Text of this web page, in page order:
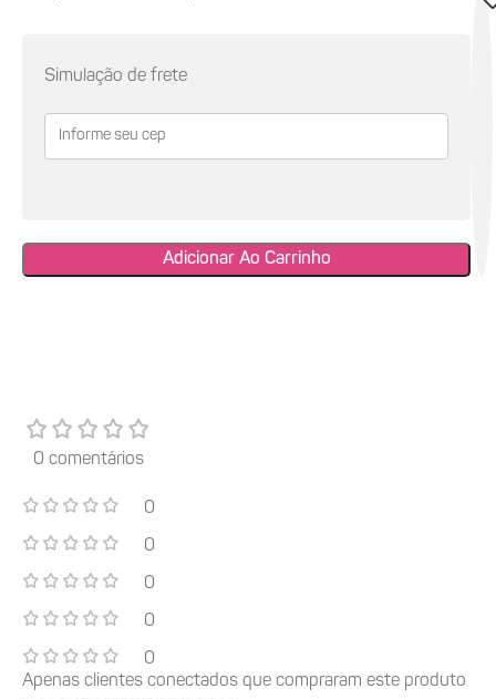
Simulação de frete
Adicionar Ao Carrinho
0 comentários
0
0
0
0
0
Apenas clientes conectados que compraram este produto